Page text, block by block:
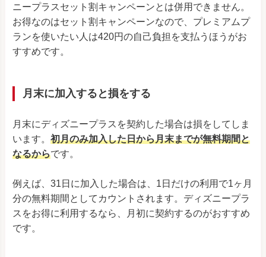
ニープラスセット割キャンペーンとは併用できません。
お得なのはセット割キャンペーンなので、プレミアムプ
ランを使いたい人は420円の自己負担を支払うほうがお
すすめです。
月末に加入すると損をする
月末にディズニープラスを契約した場合は損をしてしま
います。 初月のみ加入した日から月末までが無料期間と
なるからです。
例えば、31日に加入した場合は、1日だけの利用で1ヶ月
分の無料期間としてカウントされます。ディズニープラ
スをお得に利用するなら、月初に契約するのがおすすめ
です。